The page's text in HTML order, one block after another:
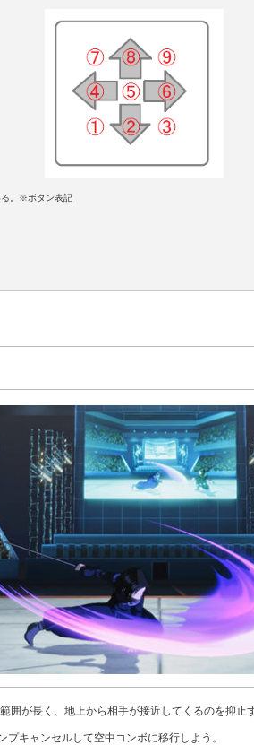
る。※ボタン表記
囲が長く、地上から相手が接近してくるのを抑
キャンセルして空中コンボに移行しよう。